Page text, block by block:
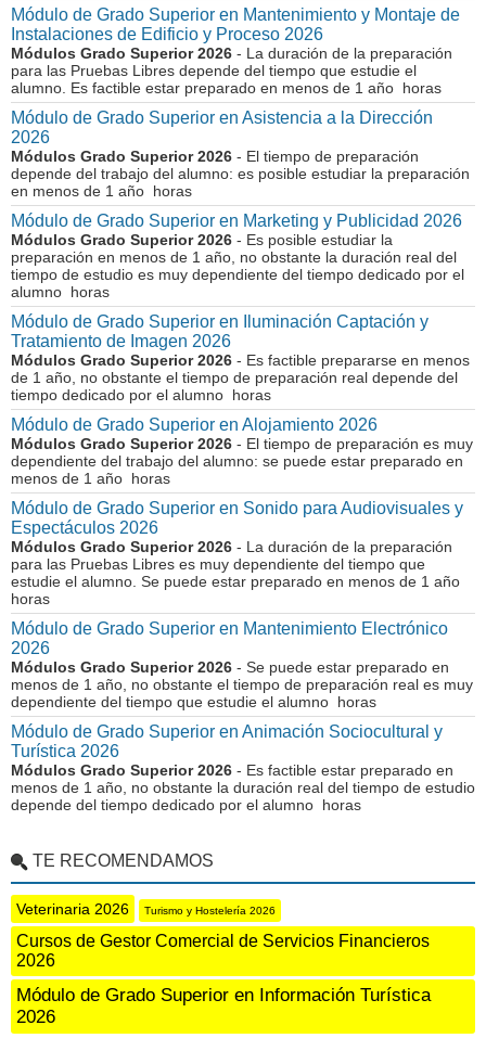
Módulo de Grado Superior en Mantenimiento y Montaje de
Instalaciones de Edificio y Proceso 2026
Módulos Grado Superior 2026 - La duración de la preparación
para las Pruebas Libres depende del tiempo que estudie el
alumno. Es factible estar preparado en menos de 1 año horas
Módulo de Grado Superior en Asistencia a la Dirección
2026
Módulos Grado Superior 2026 - El tiempo de preparación
depende del trabajo del alumno: es posible estudiar la preparación
en menos de 1 año horas
Módulo de Grado Superior en Marketing y Publicidad 2026
Módulos Grado Superior 2026 - Es posible estudiar la
preparación en menos de 1 año, no obstante la duración real del
tiempo de estudio es muy dependiente del tiempo dedicado por el
alumno horas
Módulo de Grado Superior en Iluminación Captación y
Tratamiento de Imagen 2026
Módulos Grado Superior 2026 - Es factible prepararse en menos
de 1 año, no obstante el tiempo de preparación real depende del
tiempo dedicado por el alumno horas
Módulo de Grado Superior en Alojamiento 2026
Módulos Grado Superior 2026 - El tiempo de preparación es muy
dependiente del trabajo del alumno: se puede estar preparado en
menos de 1 año horas
Módulo de Grado Superior en Sonido para Audiovisuales y
Espectáculos 2026
Módulos Grado Superior 2026 - La duración de la preparación
para las Pruebas Libres es muy dependiente del tiempo que
estudie el alumno. Se puede estar preparado en menos de 1 año
horas
Módulo de Grado Superior en Mantenimiento Electrónico
2026
Módulos Grado Superior 2026 - Se puede estar preparado en
menos de 1 año, no obstante el tiempo de preparación real es muy
dependiente del tiempo que estudie el alumno horas
Módulo de Grado Superior en Animación Sociocultural y
Turística 2026
Módulos Grado Superior 2026 - Es factible estar preparado en
menos de 1 año, no obstante la duración real del tiempo de estudio
depende del tiempo dedicado por el alumno horas
TE RECOMENDAMOS
Veterinaria 2026 Turismo y Hostelería 2026
Cursos de Gestor Comercial de Servicios Financieros
2026
Módulo de Grado Superior en Información Turística
2026